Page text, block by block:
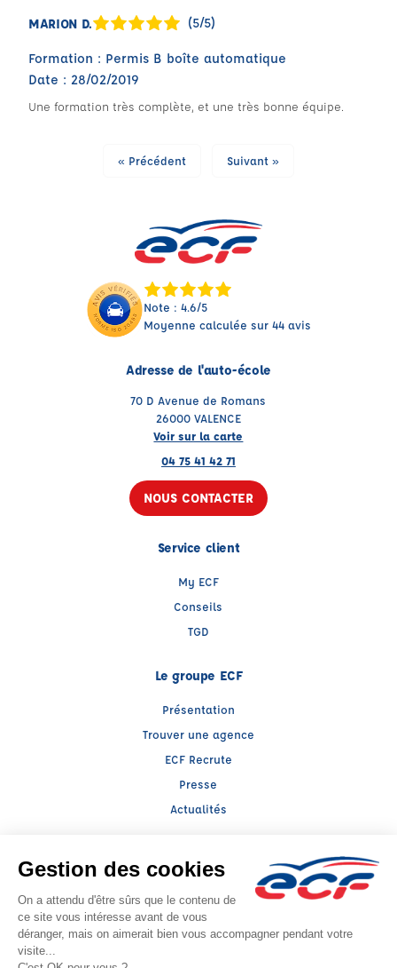
MARION D. (5/5)
Formation : Permis B boîte automatique
Date : 28/02/2019
Une formation très complète, et une très bonne équipe.
« Précédent Suivant »
Note : 4.6/5
Moyenne calculée sur 44 avis
Adresse de l'auto-école
70 D Avenue de Romans
26000 VALENCE
Voir sur la carte
04 75 41 42 71
NOUS CONTACTER
Service client
My ECF
Conseils
TGD
Le groupe ECF
Présentation
Trouver une agence
ECF Recrute
Presse
Actualités
Facebook (nouvelle fenêtre)
Instagram (nouvelle fenêtre)
Raison sociale : ALIX FORMATION - Capital social: 145000€
SIREN: 422490904 - Numéro de TVA intracommunautaire: FR 11 422490904
Agrément n°E2202600030